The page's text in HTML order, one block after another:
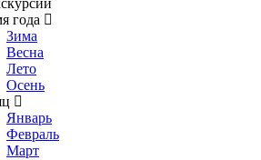
года
Зима
Весна
Лето
Осень
Январь
Февраль
Март